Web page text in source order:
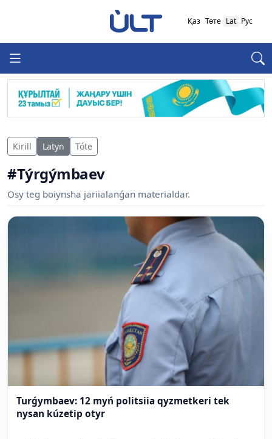
Қаз Төте Lat Рус
Kirill Latyn Tóte
#Týrgýmbaev
Osy teg boiynsha jariialanǵan materialdar.
Turǵymbaev: 12 myń politsiia qyzmetkeri tek
nysan kúzetip otyr